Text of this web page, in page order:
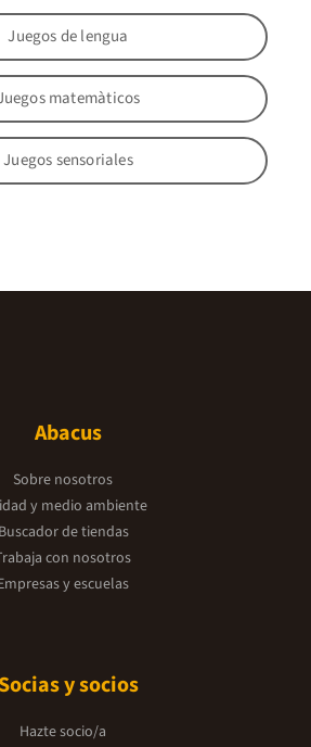
Juegos de lengua
matemàticos
Juegos sensoriales
Abacus
Sobre nosotros
y medio ambiente
Buscador de tiendas
con nosotros
y escuelas
Socias y socios
Hazte socio/a